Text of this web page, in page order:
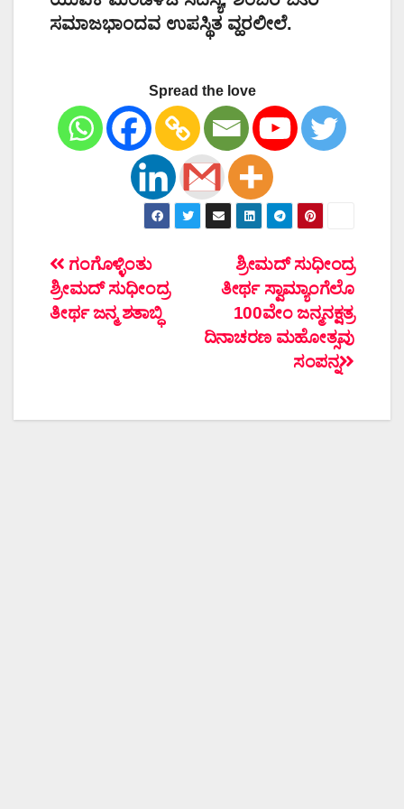
ಸಮಾಜಭಾಂದವ ಉಪಸ್ಥಿತ ವ್ಹರಲೀಲೆ.
Spread the love
ಲೇಖನದ
ನ್ಯಾವಿಗೇಶನ್
ಶ್ರೀಮದ್ ಸುಧೀಂದ್ರ
ತೀರ್ಥ ಸ್ವಾಮ್ಯಾಂಗೆಲೊ
100ವೇಂ ಜನ್ಮನಕ್ಷತ್ರ
ದಿನಾಚರಣ ಮಹೋತ್ಸವು
ಸಂಪನ್ನ
ಗಂಗೊಳ್ಳಿಂತು
ಶ್ರೀಮದ್ ಸುಧೀಂದ್ರ
ತೀರ್ಥ ಜನ್ಮ ಶತಾಬ್ಧಿ